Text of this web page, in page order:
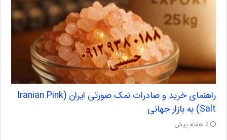
راهنمای خرید و صادرات نمک صورتی ایران (Iranian Pink
Salt) به بازار جهانی
2 هفته پیش